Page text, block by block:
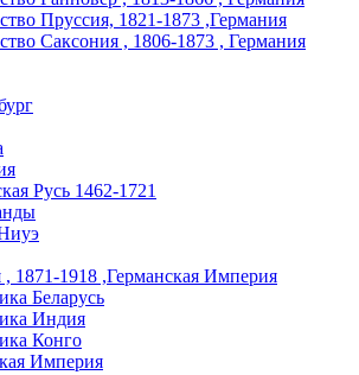
Пруссия, 1821-1873 ,Германия
Саксония , 1806-1873 , Германия
Русь 1462-1721
, 1871-1918 ,Германская Империя
Беларусь
Индия
Конго
Империя